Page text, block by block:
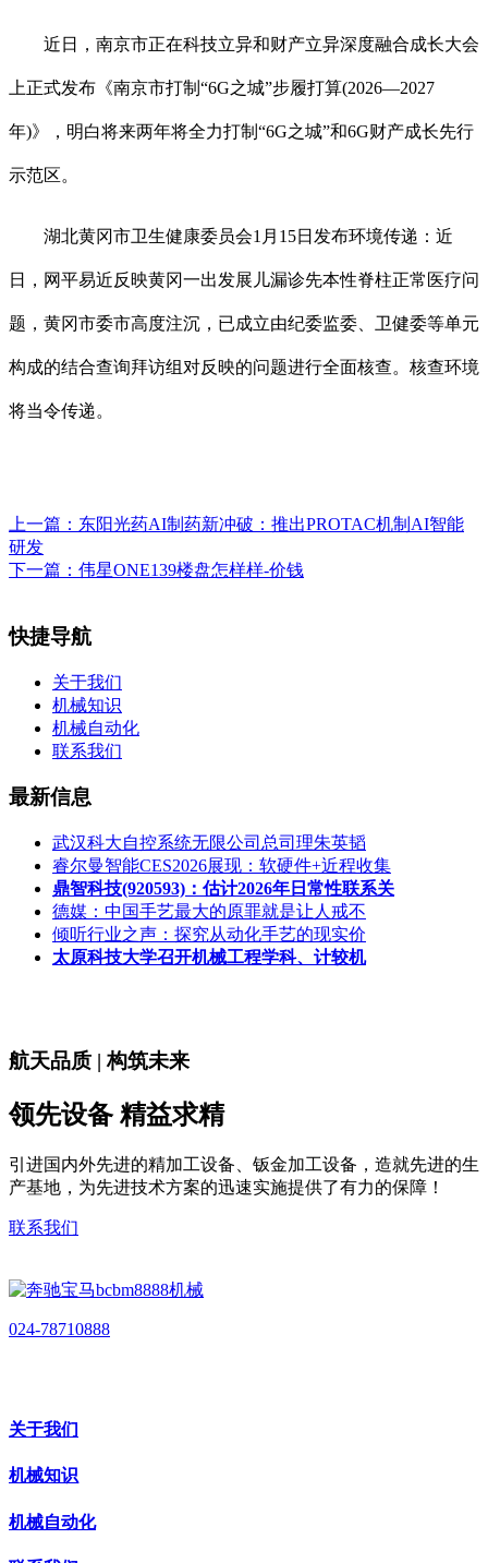
近日，南京市正在科技立异和财产立异深度融合成长大会
上正式发布《南京市打制“6G之城”步履打算(2026—2027
年)》，明白将来两年将全力打制“6G之城”和6G财产成长先行
示范区。
湖北黄冈市卫生健康委员会1月15日发布环境传递：近
日，网平易近反映黄冈一出发展儿漏诊先本性脊柱正常医疗问
题，黄冈市委市高度注沉，已成立由纪委监委、卫健委等单元
构成的结合查询拜访组对反映的问题进行全面核查。核查环境
将当令传递。
上一篇： 东阳光药AI制药新冲破：推出PROTAC机制AI智能
研发
下一篇： 伟星ONE139楼盘怎样样-价钱
快捷导航
关于我们
机械知识
机械自动化
联系我们
最新信息
武汉科大自控系统无限公司总司理朱英韬
睿尔曼智能CES2026展现：软硬件+近程收集
鼎智科技(920593)：估计2026年日常性联系关
德媒：中国手艺最大的原罪就是让人戒不
倾听行业之声：探究从动化手艺的现实价
太原科技大学召开机械工程学科、计较机
航天品质 | 构筑未来
领先设备 精益求精
引进国内外先进的精加工设备、钣金加工设备，造就先进的生
产基地，为先进技术方案的迅速实施提供了有力的保障！
联系我们
024-78710888
关于我们
机械知识
机械自动化